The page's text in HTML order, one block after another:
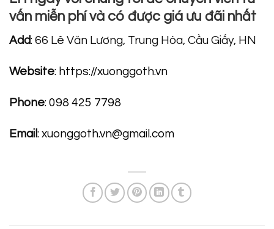
vấn miễn phí và có được giá ưu đãi nhất
Add: 66 Lê Văn Lương, Trung Hòa, Cầu Giấy, HN
Website: https://xuonggoth.vn
Phone: 098 425 7798
Email : xuonggoth.vn@gmail.com